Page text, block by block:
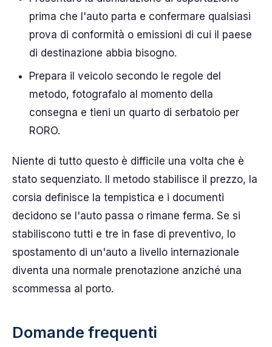
prima che l'auto parta e confermare qualsiasi
prova di conformità o emissioni di cui il paese
di destinazione abbia bisogno.
Prepara il veicolo secondo le regole del
metodo, fotografalo al momento della
consegna e tieni un quarto di serbatoio per
RORO.
Niente di tutto questo è difficile una volta che è
stato sequenziato. Il metodo stabilisce il prezzo, la
corsia definisce la tempistica e i documenti
decidono se l'auto passa o rimane ferma. Se si
stabiliscono tutti e tre in fase di preventivo, lo
spostamento di un'auto a livello internazionale
diventa una normale prenotazione anziché una
scommessa al porto.
Domande frequenti